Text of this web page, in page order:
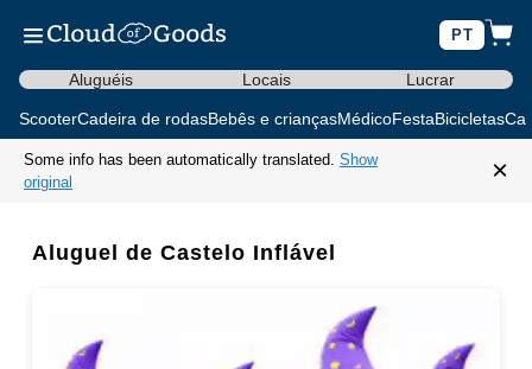
PT
Aluguéis Locais Lucrar
ScooterCadeira de rodasBebês e criançasMédicoFestaBicicletas
Some info has been automatically translated. Show
original
×
Aluguel de Castelo Inflável